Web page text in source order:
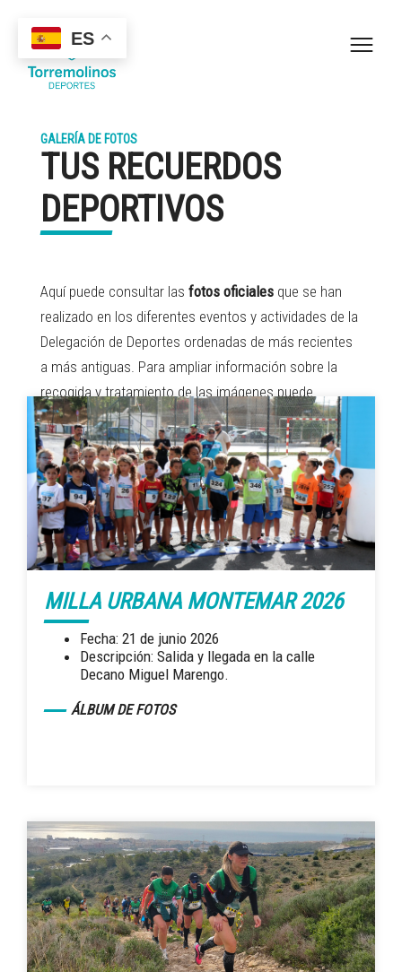
GALERÍA DE FOTOS
TUS RECUERDOS
DEPORTIVOS
Aquí puede consultar las fotos oficiales que se han
realizado en los diferentes eventos y actividades de la
Delegación de Deportes ordenadas de más recientes
a más antiguas. Para ampliar información sobre la
recogida y tratamiento de las imágenes puede
consultar nuestrapolítica de privacidady elaviso
legal.
MILLA URBANA MONTEMAR 2026
Fecha: 21 de junio 2026
Descripción: Salida y llegada en la calle
Decano Miguel Marengo.
ÁLBUM DE FOTOS
ES